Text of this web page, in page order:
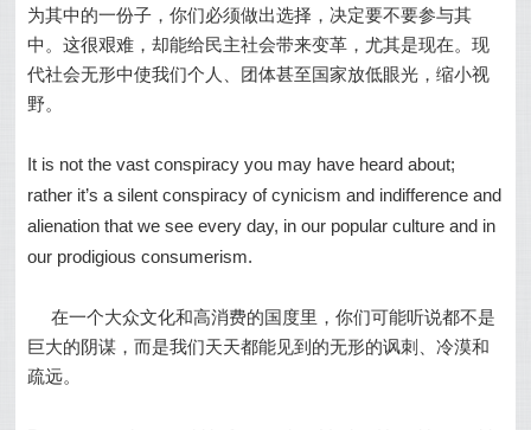
为其中的一份子，你们必须做出选择，决定要不要参与其
中。这很艰难，却能给民主社会带来变革，尤其是现在。现
代社会无形中使我们个人、团体甚至国家放低眼光，缩小视
野。
It is not the vast conspiracy you may have heard about;
rather it’s a silent conspiracy of cynicism and indifference and
alienation that we see every day, in our popular culture and in
our prodigious consumerism.
在一个大众文化和高消费的国度里，你们可能听说都不是
巨大的阴谋，而是我们天天都能见到的无形的讽刺、冷漠和
疏远。